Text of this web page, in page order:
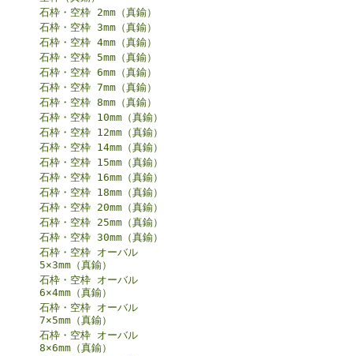
石枠・空枠 2mm（真鍮）
石枠・空枠 3mm（真鍮）
石枠・空枠 4mm（真鍮）
石枠・空枠 5mm（真鍮）
石枠・空枠 6mm（真鍮）
石枠・空枠 7mm（真鍮）
石枠・空枠 8mm（真鍮）
石枠・空枠 10mm（真鍮）
石枠・空枠 12mm（真鍮）
石枠・空枠 14mm（真鍮）
石枠・空枠 15mm（真鍮）
石枠・空枠 16mm（真鍮）
石枠・空枠 18mm（真鍮）
石枠・空枠 20mm（真鍮）
石枠・空枠 25mm（真鍮）
石枠・空枠 30mm（真鍮）
石枠・空枠 オーバル
5×3mm（真鍮）
石枠・空枠 オーバル
6×4mm（真鍮）
石枠・空枠 オーバル
7×5mm（真鍮）
石枠・空枠 オーバル
8×6mm（真鍮）